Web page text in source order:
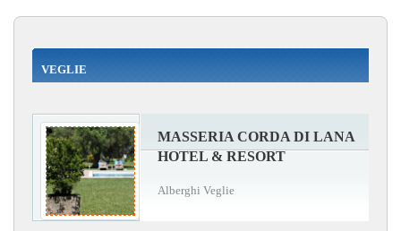
VEGLIE
MASSERIA CORDA DI LANA
HOTEL & RESORT
Alberghi Veglie